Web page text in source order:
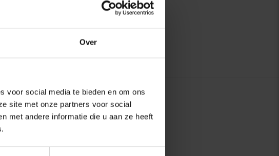
Over
voor social media te bieden en om ons
site met onze partners voor social
met andere informatie die u aan ze heeft